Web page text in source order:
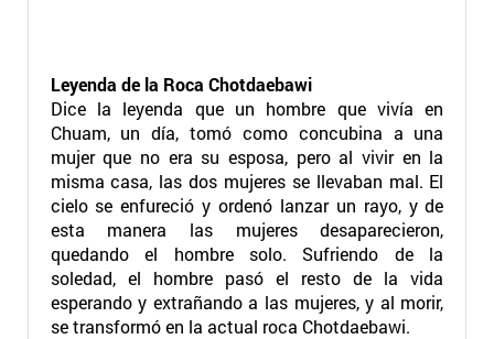
Leyenda de la Roca Chotdaebawi
Dice la leyenda que un hombre que vivía en
Chuam, un día, tomó como concubina a una
mujer que no era su esposa, pero al vivir en la
misma casa, las dos mujeres se llevaban mal. El
cielo se enfureció y ordenó lanzar un rayo, y de
esta manera las mujeres desaparecieron,
quedando el hombre solo. Sufriendo de la
soledad, el hombre pasó el resto de la vida
esperando y extrañando a las mujeres, y al morir,
se transformó en la actual roca Chotdaebawi.